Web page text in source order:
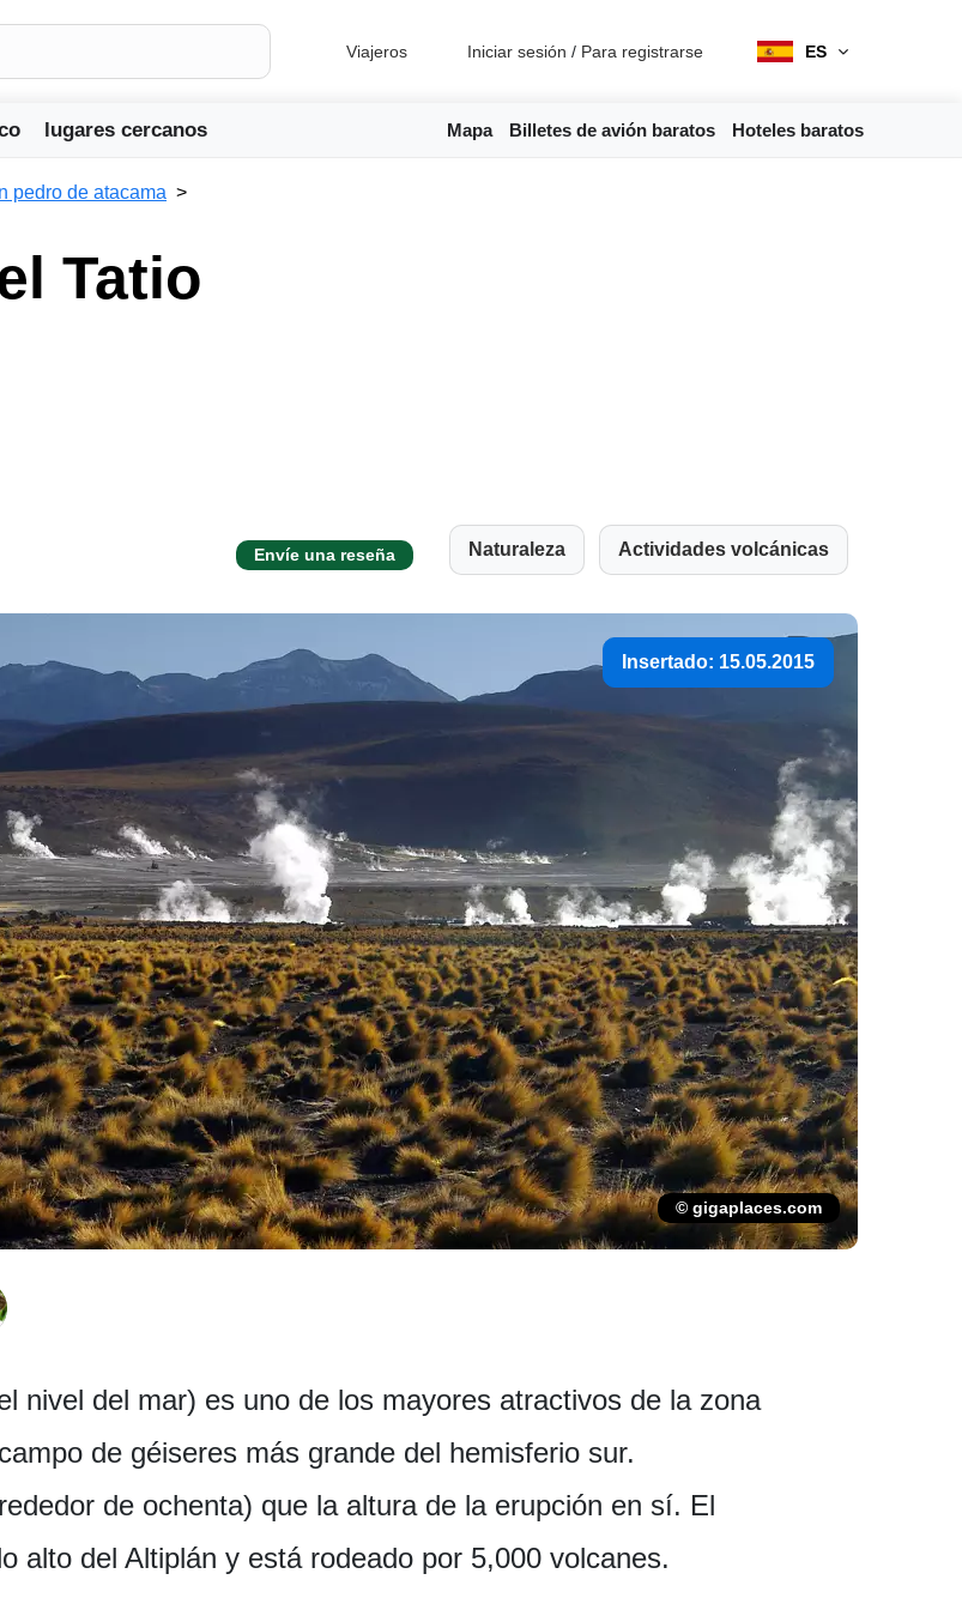
Viajeros Iniciar sesión / Para registrarse ES
lugares cercanos Mapa Billetes de avión baratos Hoteles baratos
pedro de atacama
Tatio
Envíe una reseña Naturaleza Actividades volcánicas
Insertado: 15.05.2015
© gigaplaces.com
nivel del mar) es uno de los mayores atractivos de la zona
de géiseres más grande del hemisferio sur.
de ochenta) que la altura de la erupción en sí. El
alto del Altiplán y está rodeado por 5,000 volcanes.